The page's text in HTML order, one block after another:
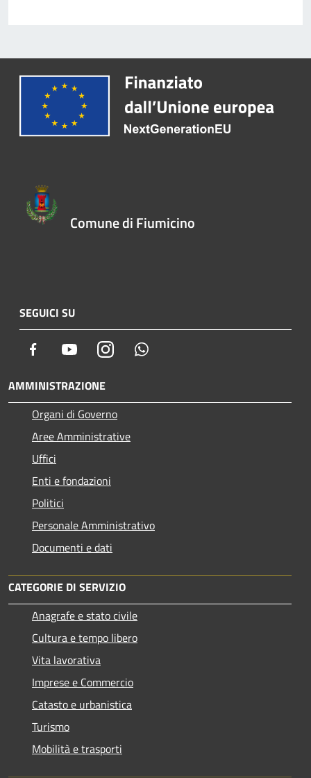
Comune di Fiumicino
SEGUICI SU
Facebook YoutubeInstagram
AMMINISTRAZIONE
Organi di Governo
Aree Amministrative
Uffici
Enti e fondazioni
Politici
Personale Amministrativo
Documenti e dati
CATEGORIE DI SERVIZIO
Anagrafe e stato civile
Cultura e tempo libero
Vita lavorativa
Imprese e Commercio
Catasto e urbanistica
Turismo
Mobilità e trasporti